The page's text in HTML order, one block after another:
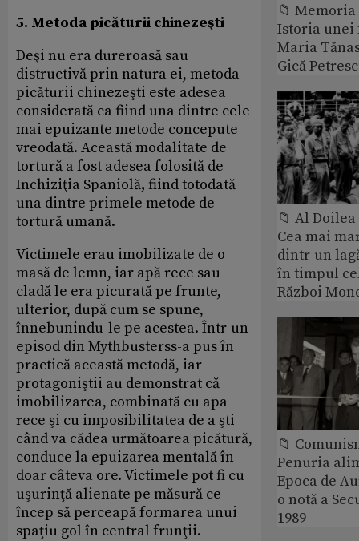
5. Metoda picăturii chinezeşti
Deşi nu era dureroasă sau
distructivă prin natura ei, metoda
picăturii chinezeşti este adesea
considerată ca fiind una dintre cele
mai epuizante metode concepute
vreodată. Această modalitate de
tortură a fost adesea folosită de
Inchiziţia Spaniolă, fiind totodată
una dintre primele metode de
tortură umană.
Victimele erau imobilizate de o
masă de lemn, iar apă rece sau
cladă le era picurată pe frunte,
ulterior, după cum se spune,
înnebunindu-le pe acestea. Într-un
episod din Mythbusterss-a pus în
practică această metodă, iar
protagoniştii au demonstrat că
imobilizarea, combinată cu apa
rece şi cu imposibilitatea de a şti
când va cădea următoarea picătură,
conduce la epuizarea mentală în
doar câteva ore. Victimele pot fi cu
uşurinţă alienate pe măsură ce
încep să perceapă formarea unui
spaţiu gol în central frunţii.
📁
Istoria
Maria
Gică
📁 Al
Cea mai
dintr-un
în timpul
Război
📁
Penuria
Epoca de
o notă a
1989